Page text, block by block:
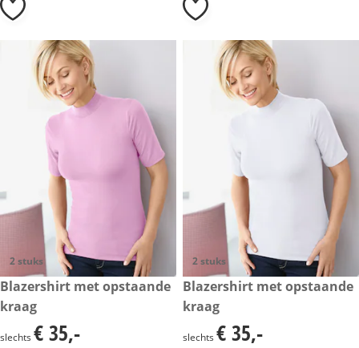
2 stuks
€ 35,-
Blazershirt met opstaande
kraag
€ 35,-
slechts € 35,-
2 stuks
€ 35,-
Blazershirt met opstaande
kraag
€ 35,-
slechts € 35,-